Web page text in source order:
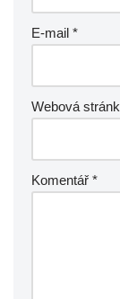
E-mail *
Webová
Komentář *